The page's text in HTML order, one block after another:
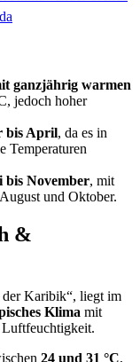
ganzjährig warmen
jedoch hoher
bis April, da es in
Temperaturen
bis November, mit
und Oktober.
&
der Karibik“, liegt im
Klima mit
Luftfeuchtigkeit.
24 und 31 °C,